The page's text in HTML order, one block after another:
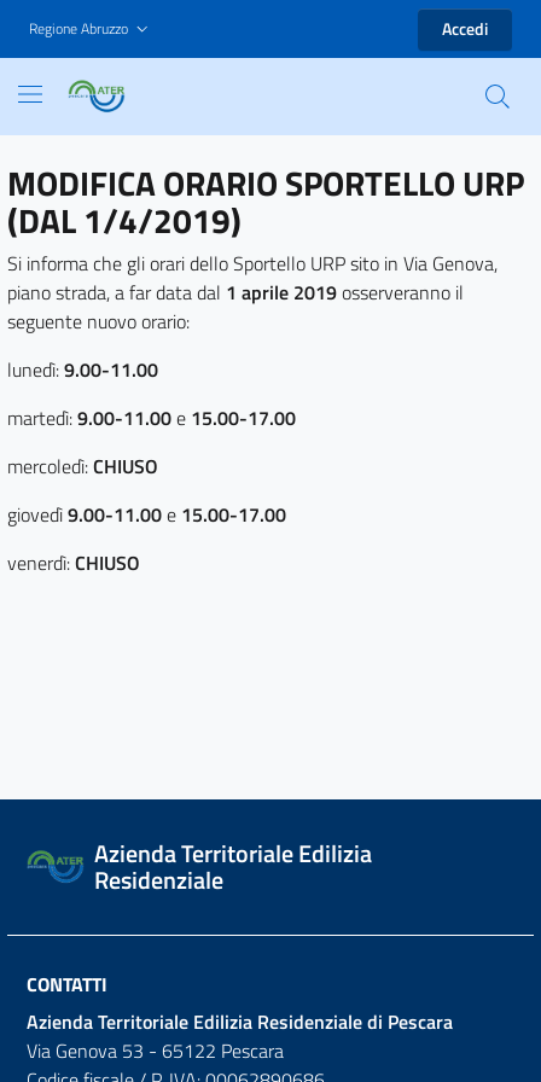
Regione Abruzzo Accedi
MODIFICA ORARIO SPORTELLO URP
(DAL 1/4/2019)
Si informa che gli orari dello Sportello URP sito in Via Genova,
piano strada, a far data dal 1 aprile 2019osserveranno il
seguente nuovo orario:
lunedì:9.00-11.00
martedì:9.00-11.00e 15.00-17.00
mercoledì:CHIUSO
giovedì9.00-11.00e 15.00-17.00
venerdì:CHIUSO
Azienda Territoriale Edilizia
Residenziale
CONTATTI
Azienda Territoriale Edilizia Residenziale di Pescara
Via Genova 53 - 65122 Pescara